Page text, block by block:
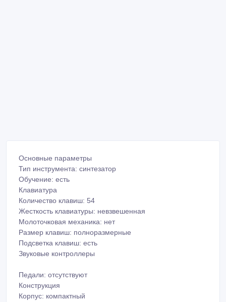
Основные параметры
Тип инструмента: синтезатор
Обучение: есть
Клавиатура
Жесткость клавиатуры: невзвешенная
Молоточковая механика: нет
Размер клавиш: полноразмерные